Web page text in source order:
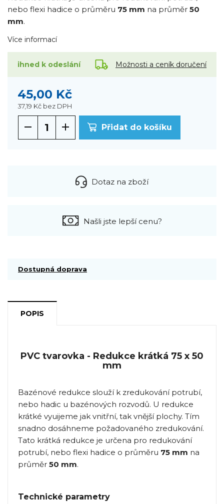
nebo flexi hadice o průměru 75 mm na průměr 50
mm.
Více informací
ihned k odeslání Možnosti a ceník doručení
45,00 Kč
37,19 Kč bez DPH
Přidat do košíku
Dotaz na zboží
Našli jste lepší cenu?
Dostupná doprava
POPIS
PVC tvarovka - Redukce krátká 75 x 50
mm
Bazénové redukce slouží k zredukování potrubí,
nebo hadic u bazénových rozvodů. U redukce
krátké vyuijeme jak vnitřní, tak vnější plochy. Tím
snadno dosáhneme požadovaného zredukování.
Tato krátká redukce je určena pro redukování
potrubí, nebo flexi hadice o průměru 75 mm na
průměr 50 mm.
Technické parametry